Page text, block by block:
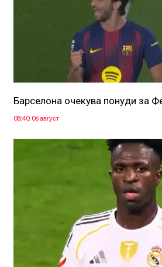
Барселона очекува понуди за
08:40, 06 август